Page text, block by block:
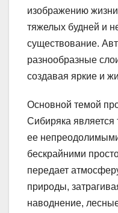
изображению
тяжелых будней и
существование.
разнообразные
создавая яркие и
Основной темой
Сибиряка является
ее
бескрайними
передает
природы,
наводнение,